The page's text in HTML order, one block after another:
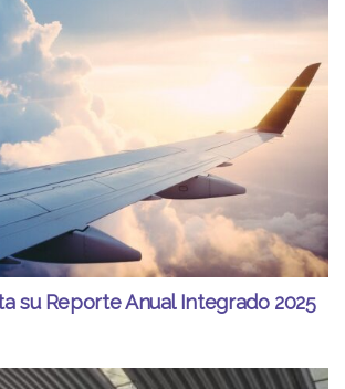
su Reporte Anual Integrado 2025